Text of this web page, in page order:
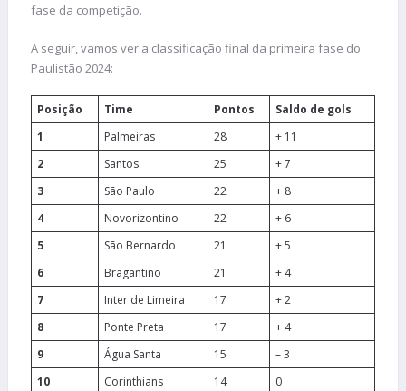
fase da competição.
A seguir, vamos ver a classificação final da primeira fase do
Paulistão 2024:
Posição Time Pontos
Saldo de gols
1
Palmeiras 28
+ 11
2
Santos 25
+ 7
3
São Paulo 22
+ 8
4
Novorizontino 22
+ 6
5
São Bernardo 21
+ 5
6
Bragantino 21
+ 4
7
Inter de Limeira 17
+ 2
8
Ponte Preta 17
+ 4
9
Água Santa 15
– 3
10
Corinthians 14
0